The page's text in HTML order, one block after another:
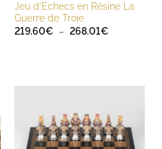
Jeu d’Echecs en Résine La
Guerre de Troie
219.60€ – 268.01€Plage